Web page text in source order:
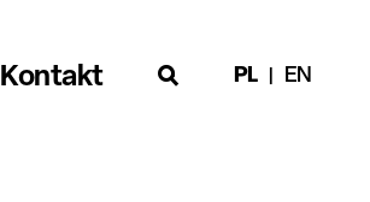
Kontakt PL EN